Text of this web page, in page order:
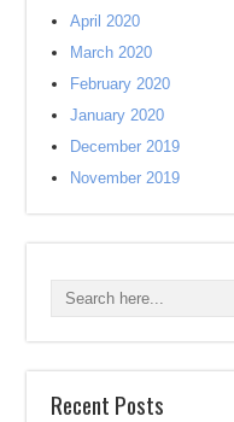
April 2020
March 2020
February 2020
January 2020
December 2019
November 2019
Recent Posts